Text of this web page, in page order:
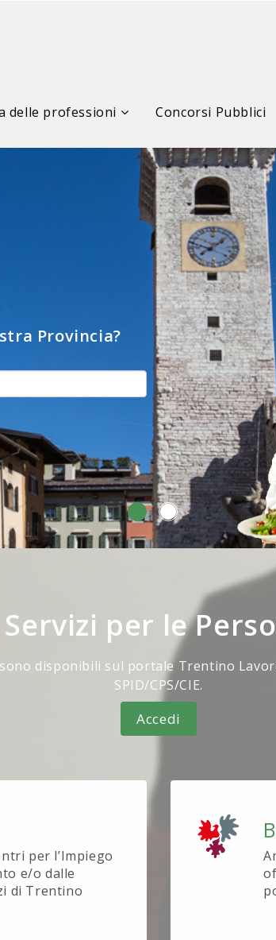
delle professioni Concorsi Pubblici
Provincia?
Professioni
Servizi per le
disponibili sul portale Trentino
SPID/CPS/CIE.
Accedi
per l’Impiego
e/o dalle
di Trentino